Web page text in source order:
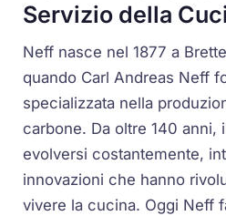
Servizio della
Neff nasce nel 1877 a
quando Carl Andreas Neff
specializzata nella
carbone. Da oltre 140 anni,
evolversi costantemente,
innovazioni che hanno
vivere la cucina. Oggi Neff